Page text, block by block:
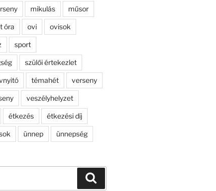
mikulás műsor
óra ovi ovisok
sport
szülői értekezlet
témahét verseny
veszélyhelyzet
étkezés étkezési díj
ünnep ünnepség